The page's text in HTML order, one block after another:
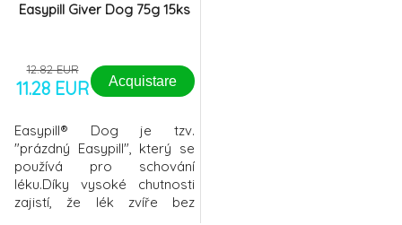
Easypill Giver Dog 75g 15ks
12.82 EUR
11.28 EUR Acquistare
Easypill® Dog je tzv.
"prázdný Easypill", který se
používá pro schování
léku.Díky vysoké chutnosti
zajistí, že lék zvíře bez